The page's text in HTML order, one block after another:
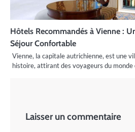
Hôtels Recommandés à Vienne :
Séjour Confortable
Vienne, la capitale autrichienne, est une
histoire, attirant des voyageurs du
Laisser un commentaire